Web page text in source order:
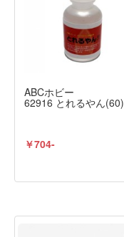
ABCホビー
62916 とれるやん(60)
￥704-